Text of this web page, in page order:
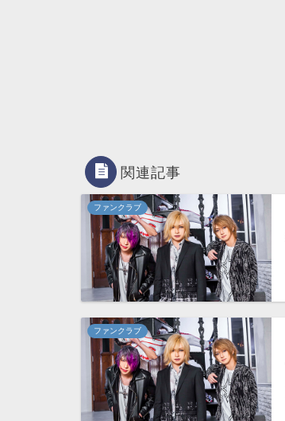
関連記事
ファンクラブ
ファンクラブ